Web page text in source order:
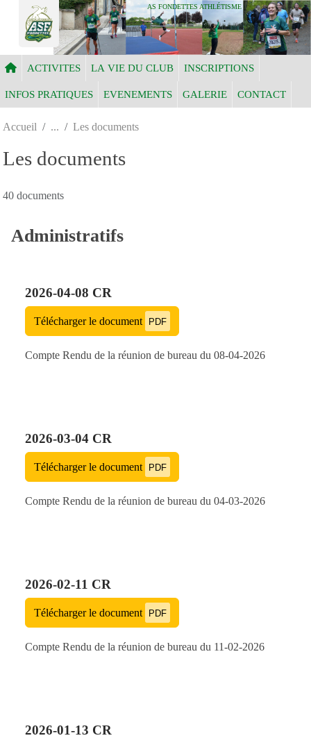
AS FONDETTES ATHLÉTISME
ACTIVITES LA VIE DU CLUB INSCRIPTIONS
INFOS PRATIQUES EVENEMENTS GALERIE CONTACT
Accueil Les documents
Les documents
40 documents
Administratifs
2026-04-08 CR
Télécharger le document PDF
Compte Rendu de la réunion de bureau du 08-04-2026
2026-03-04 CR
Télécharger le document PDF
Compte Rendu de la réunion de bureau du 04-03-2026
2026-02-11 CR
Télécharger le document PDF
Compte Rendu de la réunion de bureau du 11-02-2026
2026-01-13 CR
Panneau de gestion des cookies